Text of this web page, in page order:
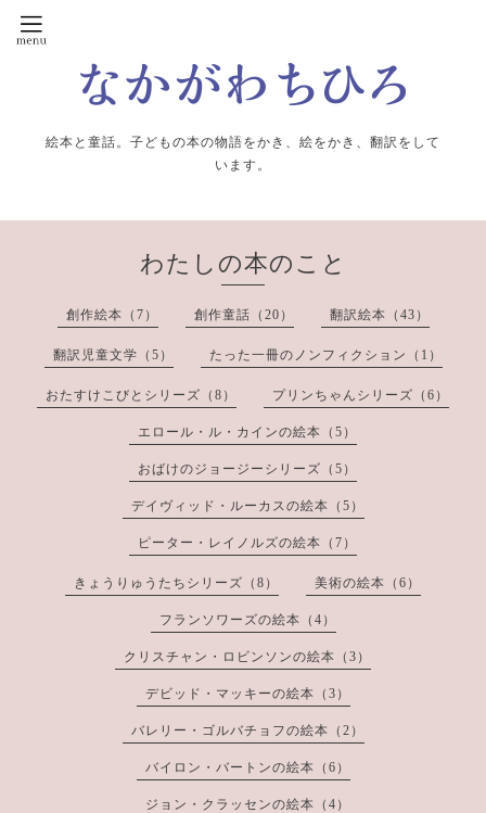
絵本と童話。子どもの本の物語をかき、絵をかき、翻訳をして
います。
わたしの本のこと
創作絵本（7） 創作童話（20） 翻訳絵本（43）
翻訳児童文学（5） たった一冊のノンフィクション（1）
おたすけこびとシリーズ（8） プリンちゃんシリーズ（6）
エロール・ル・カインの絵本（5）
おばけのジョージーシリーズ（5）
デイヴィッド・ルーカスの絵本（5）
ピーター・レイノルズの絵本（7）
きょうりゅうたちシリーズ（8） 美術の絵本（6）
フランソワーズの絵本（4）
クリスチャン・ロビンソンの絵本（3）
デビッド・マッキーの絵本（3）
バレリー・ゴルバチョフの絵本（2）
バイロン・バートンの絵本（6）
ジョン・クラッセンの絵本（4）